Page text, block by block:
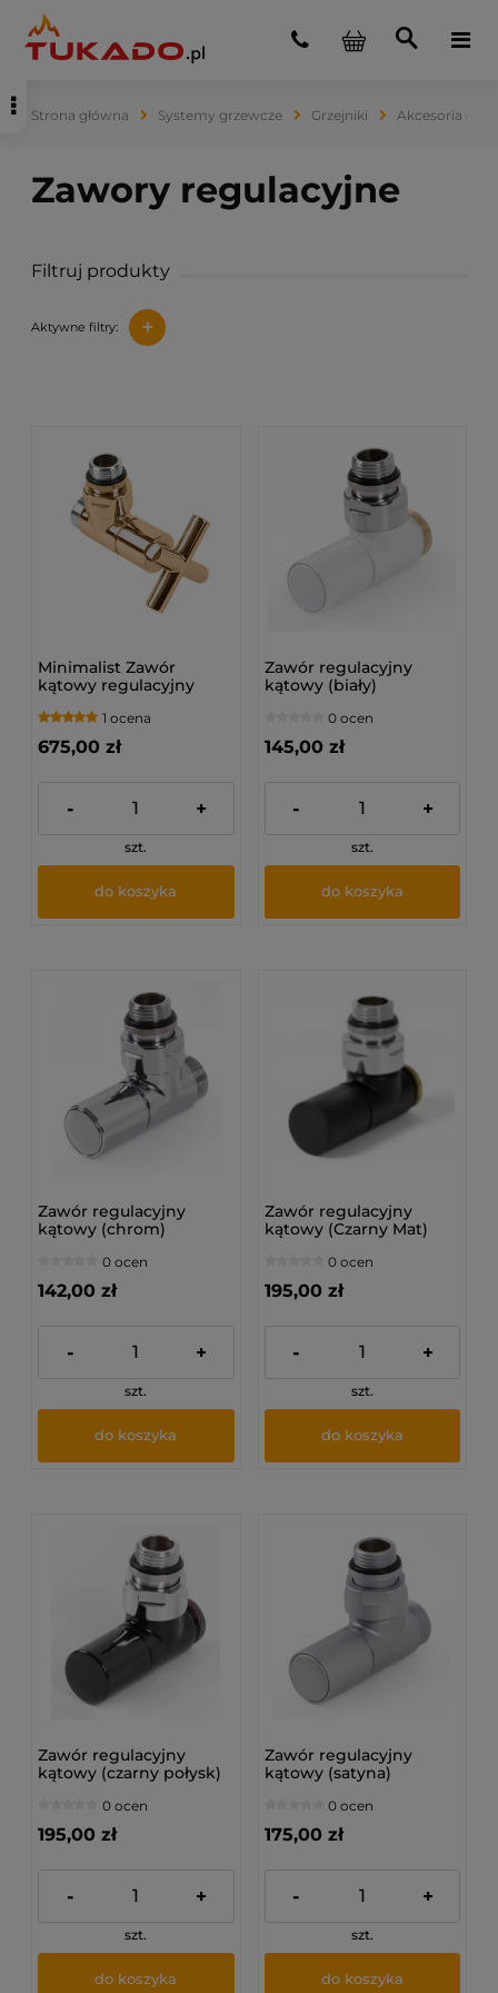
Strona główna Systemy grzewcze Grzejniki Akcesoria do
Filtruj produkty
Aktywne filtry: +
Minimalist Zawór
kątowy regulacyjny
1 ocena
675,00 zł
- +
szt.
do koszyka
Zawór regulacyjny
kątowy (biały)
0 ocen
145,00 zł
- +
szt.
do koszyka
Zawór regulacyjny
kątowy (chrom)
0 ocen
142,00 zł
- +
szt.
do koszyka
Zawór regulacyjny
kątowy (Czarny Mat)
0 ocen
195,00 zł
- +
szt.
do koszyka
Zawór regulacyjny
kątowy (czarny połysk)
0 ocen
195,00 zł
- +
szt.
do koszyka
Zawór regulacyjny
kątowy (satyna)
0 ocen
175,00 zł
- +
szt.
do koszyka